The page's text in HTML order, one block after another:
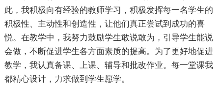
此，我积极向有经验的教师学习，积极发挥每一名学生的
积极性、主动性和创造性，让他们真正尝试到成功的喜
悦。在教学中，我努力鼓励学生敢说敢为，引导学生能说
会做，不断促进学生各方面素质的提高。为了更好地促进
教学，我认真备课、上课、辅导和批改作业。每一堂课我
都精心设计，力求做到学生愿学。